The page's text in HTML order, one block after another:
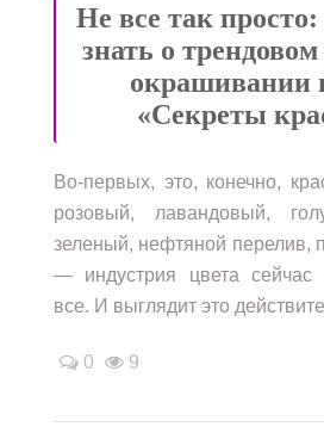
Не все так
знать о
окрашивании
«Секреты
Во-первых, это, конечно,
розовый, лавандовый,
зеленый, нефтяной перелив,
— индустрия цвета сейчас
все. И выглядит это
0 9